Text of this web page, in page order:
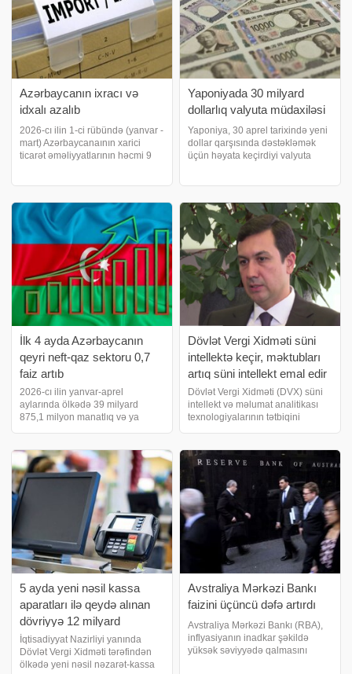
Azərbaycanın ixracı və
idxalı azalıb
2026-cı ilin 1-ci rübündə (yanvar -
mart) Azərbaycanaının xarici
ticarət əməliyyatlarının həcmi 9
dolları, idxal 4 milyard 4 milyo
Yaponiyada 30 milyard
dollarlıq valyuta müdaxiləsi
Yaponiya, 30 aprel tarixində yeni
dollar qarşısında dəstəkləmək
üçün həyata keçirdiyi valyuta
xərcləyib. Başqa sözlə, bazara
girişi
İlk 4 ayda Azərbaycanın
qeyri neft-qaz sektoru 0,7
faiz artıb
2026-cı ilin yanvar-aprel
aylarında ölkədə 39 milyard
875,1 milyon manatlıq və ya
daxili məhsul (ÜDM) istehsal
olunmuşdur. Dövlət Statistika
Komitəsinin yaydığı məlumat
Dövlət Vergi Xidməti süni
intellektə keçir, məktubları
artıq süni intellekt emal edir
Dövlət Vergi Xidməti (DVX) süni
intellekt və məlumat analitikası
texnologiyalarının tətbiqini
təminatının test edilməsi, ƏDV
geri al sisteminin emalı və digər
istiqamətlərd
5 ayda yeni nəsil kassa
aparatları ilə qeydə alınan
dövriyyə 12 milyard
manatdan çox olub
İqtisadiyyat Nazirliyi yanında
Dövlət Vergi Xidməti tərəfindən
ölkədə yeni nəsil nəzarət-kassa
Avstraliya Mərkəzi Bankı
faizini üçüncü dəfə artırdı
Avstraliya Mərkəzi Bankı (RBA),
inflyasiyanın inadkar şəkildə
yüksək səviyyədə qalmasını